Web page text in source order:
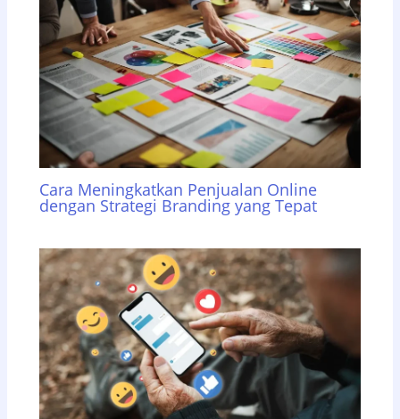
Cara Meningkatkan Penjualan Online
dengan Strategi Branding yang Tepat